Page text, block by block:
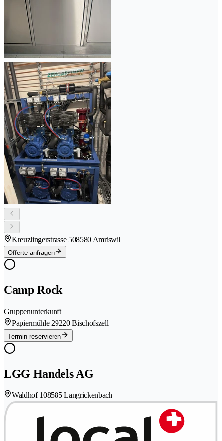
Kreuzlingerstrasse 508580 Amriswil
Offerte anfragen
Camp Rock
Gruppenunterkunft
Papiermühle 29220 Bischofszell
Termin reservieren
LGG Handels AG
Waldhof 108585 Langrickenbach